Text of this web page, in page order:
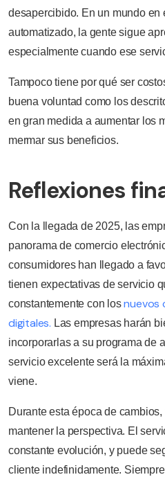
desapercibido. En un mundo en
automatizado, la gente sigue
especialmente cuando ese
Tampoco tiene por qué ser
buena voluntad como los
en gran medida a aumentar los
mermar sus beneficios.
Reflexiones
Con la llegada de 2025, las
panorama de comercio
consumidores han llegado a
tienen expectativas de servicio
constantemente con losnuevos
digitales. Las empresas harán
incorporarlas a su programa de
servicio excelente será la
viene.
Durante esta época de
mantener la perspectiva. El
constante evolución, y puede
cliente indefinidamente.